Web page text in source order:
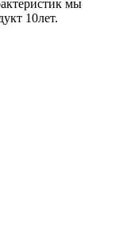
мы
10лет.